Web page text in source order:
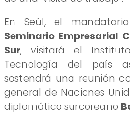
En Seúl, el
Seminario Empresarial
Sur, visitará el
Tecnología del país
sostendrá una reunión
general de Naciones
diplomático surcoreano